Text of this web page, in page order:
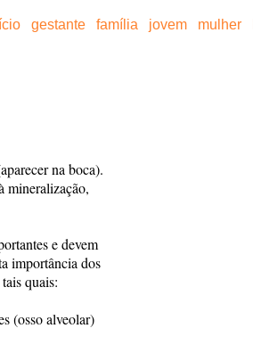
gestante família jovem mulher
na boca).
mineralização,
e devem
importância dos
quais:
(osso alveolar)